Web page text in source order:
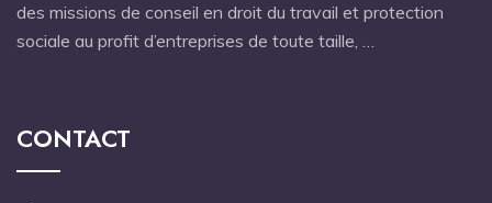
des missions de conseil en droit du travail et protection
sociale au profit d’entreprises de toute taille, …
CONTACT